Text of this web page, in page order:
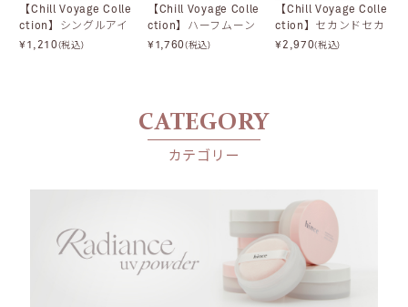
【Chill Voyage Colle
ction】シングルアイ
シャドウ
¥1,210(税込)
【Chill Voyage Colle
ction】ハーフムーン
チーク
¥1,760(税込)
【Chill Voyage Colle
ction】セカンドセカ
ンドスキンメッシュ
¥2,970(税込)
CATEGORY
カテゴリー